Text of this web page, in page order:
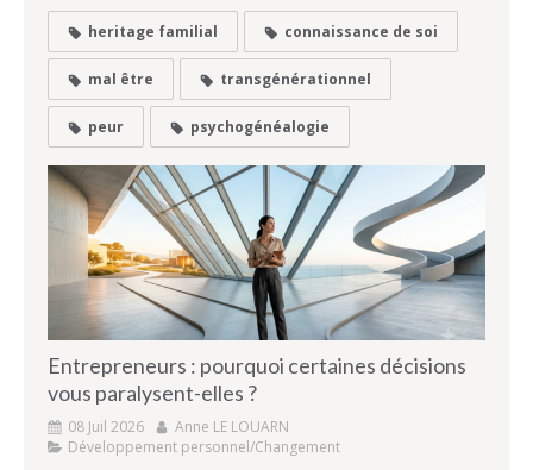
heritage familial connaissance de soi
mal être transgénérationnel
peur psychogénéalogie
Entrepreneurs : pourquoi certaines décisions
vous paralysent-elles ?
08 Juil 2026
Anne LE LOUARN
Développement personnel/Changement